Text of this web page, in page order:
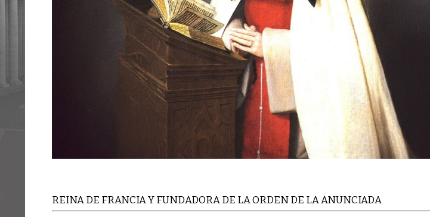
REINA DE FRANCIA Y FUNDADORA DE LA ORDEN DE LA ANUNCIADA